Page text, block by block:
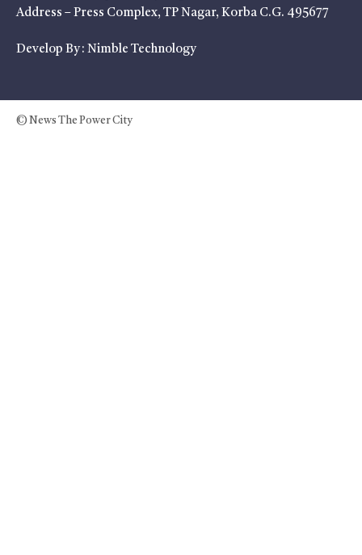
Address – Press Complex, TP Nagar, Korba C.G. 495677
Develop By : Nimble Technology
© News The Power City